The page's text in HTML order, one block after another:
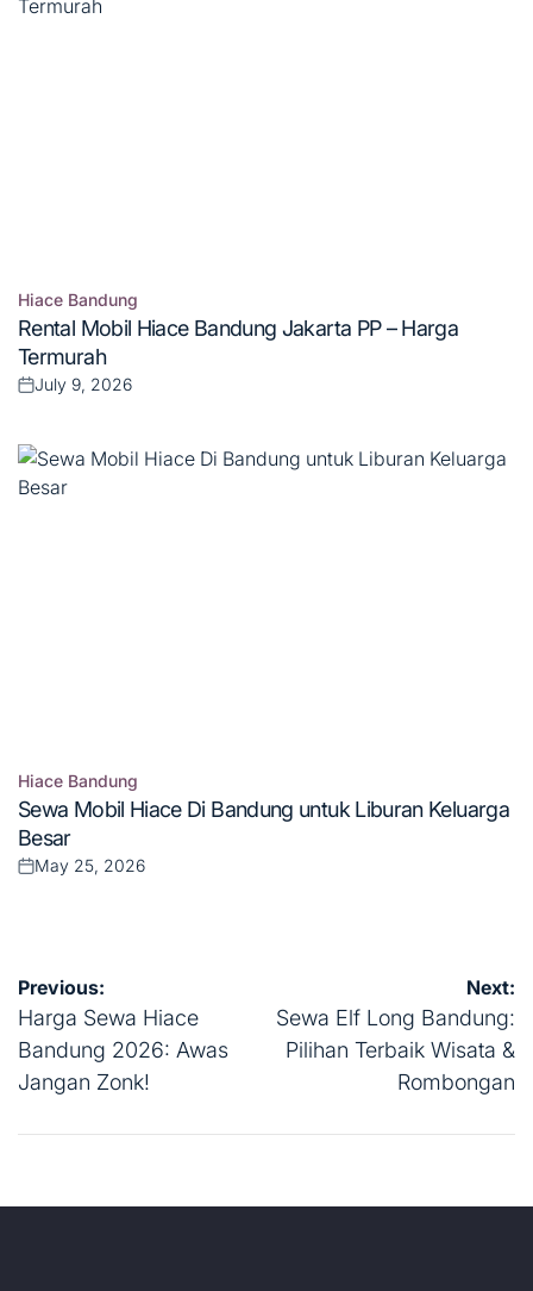
Posted
in
Hiace Bandung
Rental Mobil Hiace Bandung Jakarta PP – Harga
Termurah
Posted
July 9, 2026
Posted
in
Hiace Bandung
Sewa Mobil Hiace Di Bandung untuk Liburan Keluarga
Besar
Posted
May 25, 2026
Post
navigation
Previous:
Harga Sewa Hiace
Bandung 2026: Awas
Jangan Zonk!
Next:
Sewa Elf Long Bandung:
Pilihan Terbaik Wisata &
Rombongan